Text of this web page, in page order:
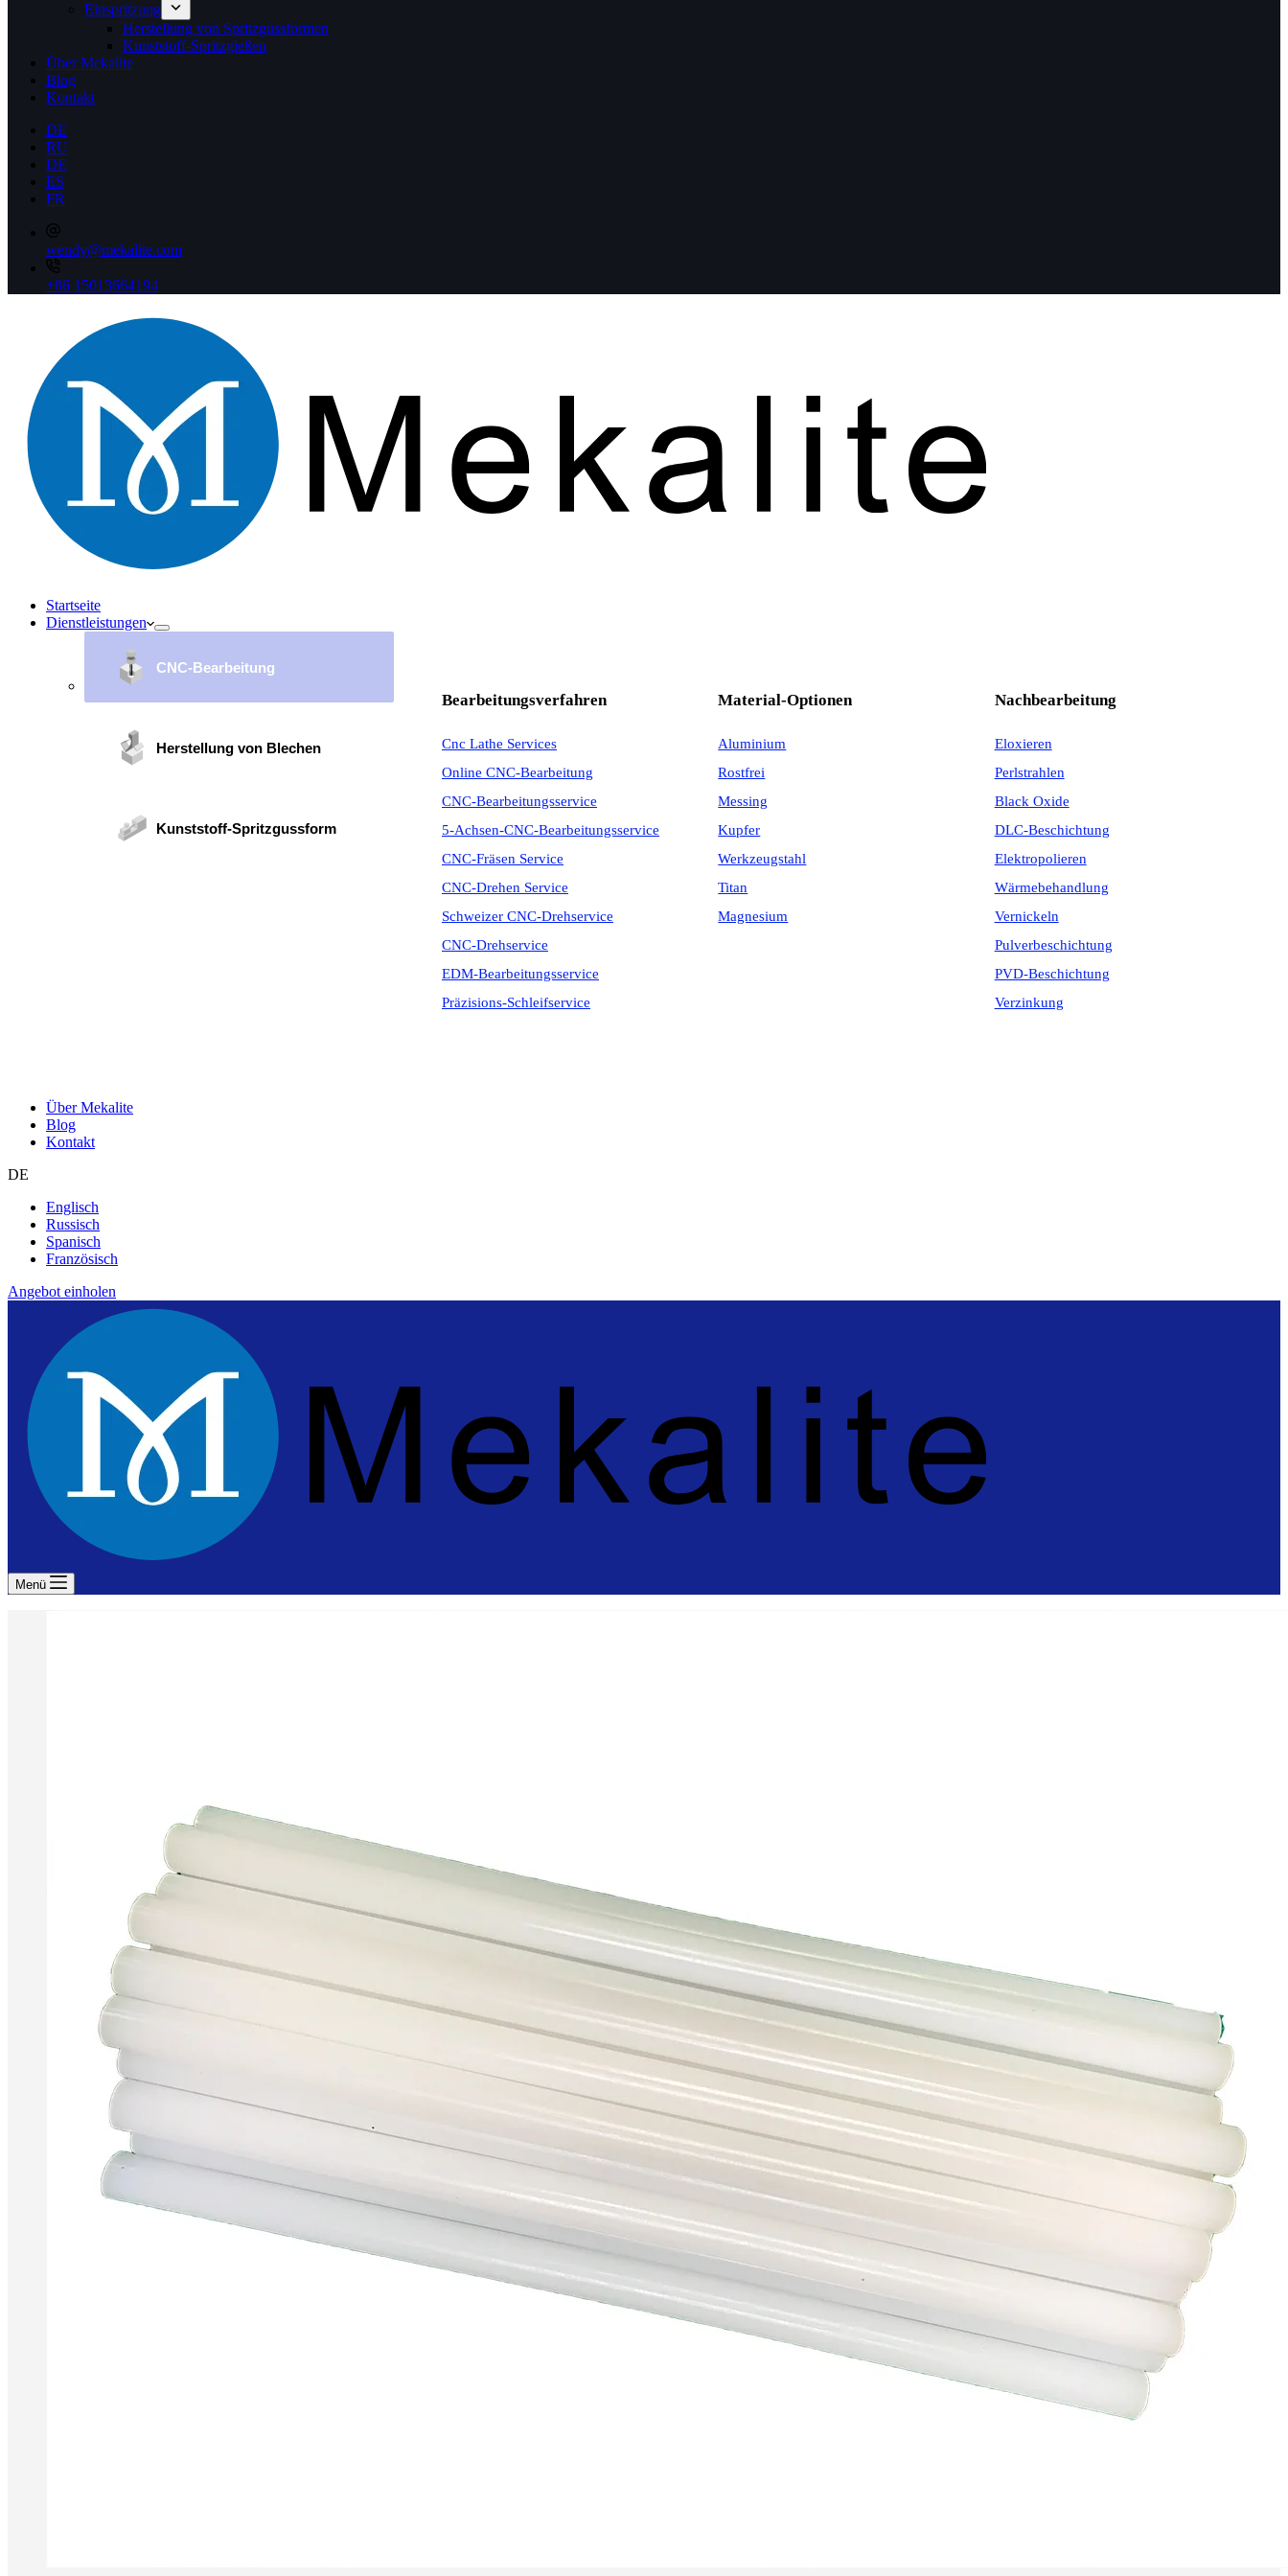
Einspritzung
Herstellung von Spritzgussformen
Kunststoff-Spritzgießen
Über Mekalite
Blog
Kontakt
DE
RU
DE
ES
FR
wendy@mekalite.com
+86 15013664194
Startseite
Dienstleistungen
CNC-Bearbeitung
Herstellung von Blechen
Kunststoff-Spritzgussform
Bearbeitungsverfahren
Cnc Lathe Services
Online CNC-Bearbeitung
CNC-Bearbeitungsservice
5-Achsen-CNC-Bearbeitungsservice
CNC-Fräsen Service
CNC-Drehen Service
Schweizer CNC-Drehservice
CNC-Drehservice
EDM-Bearbeitungsservice
Präzisions-Schleifservice
Material-Optionen
Aluminium
Rostfrei
Messing
Kupfer
Werkzeugstahl
Titan
Magnesium
Nachbearbeitung
Eloxieren
Perlstrahlen
Black Oxide
DLC-Beschichtung
Elektropolieren
Wärmebehandlung
Vernickeln
Pulverbeschichtung
PVD-Beschichtung
Verzinkung
Über Mekalite
Blog
Kontakt
DE
Englisch
Russisch
Spanisch
Französisch
Angebot einholen
Menü